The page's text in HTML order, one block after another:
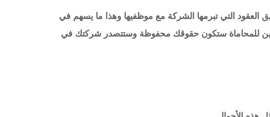
العقود التي تبرمها الشركة مع موظفيها وهذا ما يسهم في
للمحاماة ستكون حقوقك محفوظة وستتصدر شركتك في